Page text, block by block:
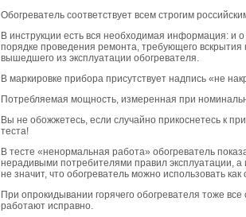
Обогреватель соответствует всем строгим
В инструкции есть вся необходимая информация: и
порядке проведения ремонта, требующего
вышедшего из эксплуатации обогревателя.
В маркировке прибора присутствует надпись «не
Потребляемая мощность, измеренная при
Вы не обожжетесь, если случайно прикоснетесь к
теста!
В тесте «ненормальная работа» обогреватель
нерадивыми потребителями правил эксплуатации,
не значит, что обогреватель можно использовать
При опрокидывании горячего обогревателя тоже
работают исправно.